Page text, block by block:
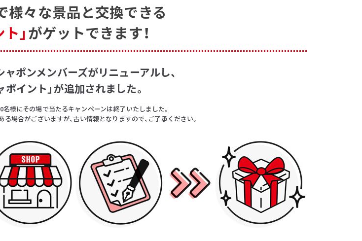
様々な景品と交換できる
」がゲットできます！
ポンメンバーズがリニューアルし、
イント」が追加されました。
様にその場で当たるキャンペーンは終了いたしました。
場合がございますが、古い情報となりますので、ご了承ください。